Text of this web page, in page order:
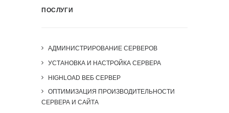
ПОСЛУГИ
АДМИНИСТРИРОВАНИЕ СЕРВЕРОВ
УСТАНОВКА И НАСТРОЙКА СЕРВЕРА
HIGHLOAD ВЕБ СЕРВЕР
ОПТИМИЗАЦИЯ ПРОИЗВОДИТЕЛЬНОСТИ
СЕРВЕРА И САЙТА